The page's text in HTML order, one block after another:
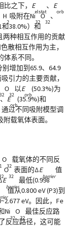
之下， E
elstat
、 E
orb
H
2
吸附在Ni
32
O
32
、
和38.0%）和
两种相互作用的贡献
散相互作用为主，
系不同。
增加到65.9、64.9
引力的主要贡献，
32
O
32
以E
orb
(50.3%)为
E
orb
(35.9%)和
通过不同吸附模型调
附载氧体表面。
O
32
载氧体的不同反
O
32
表面的ΔE
barrier
值
E
barrier
最低(0.998
值从0.800 eV (P3)到
eV。因此，Fe
Ni
32
O
32
最佳反应路
反应路径，这可能